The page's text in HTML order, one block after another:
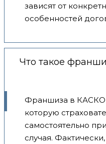
зависят от
особенностей
Что такое
Франшиза в КАСКО
которую
самостоятельно
случая.